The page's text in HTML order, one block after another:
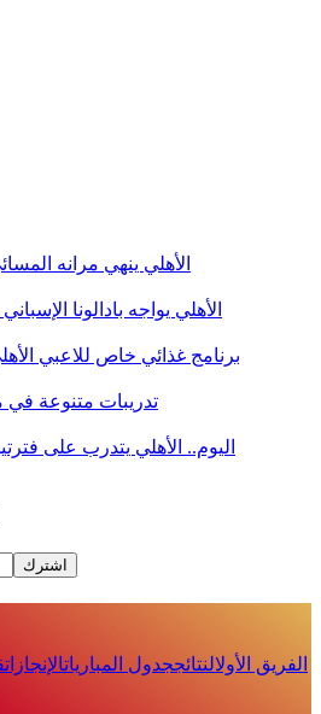
الأهلي ينهي مرانه
الأهلي يواجه بادالونا الإسباني وديًّا
برنامج غذائي خاص للاعبي
تدريبات متنوعة في
اليوم.. الأهلي يتدرب على
اشترك
الفريق الأولالنتائججدول المبارياتالإنجازات